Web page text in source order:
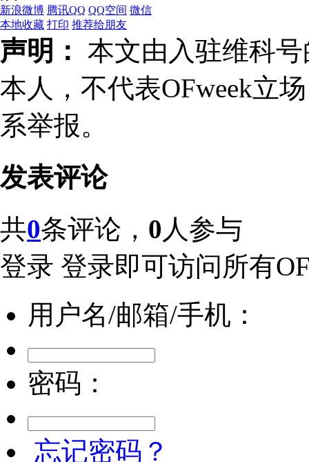
新浪微博 腾讯QQ QQ空间 微信
本地收藏 打印 推荐给朋友
声明： 本文由入驻维科
本人，不代表OFweek立
系举报。
发表评论
共0条评论， 0 人参与
登录 登录即可访问所有
用户名/邮箱/手机：
密码：
忘记密码？